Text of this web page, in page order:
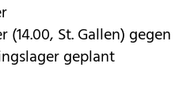
(14.00, St. Gallen) gegen
geplant